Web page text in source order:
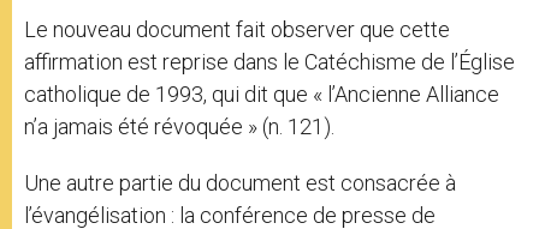
Le nouveau document fait observer que cette
affirmation est reprise dans le Catéchisme de l’Église
catholique de 1993, qui dit que « l’Ancienne Alliance
n’a jamais été révoquée » (n. 121).
Une autre partie du document est consacrée à
l’évangélisation : la conférence de presse de